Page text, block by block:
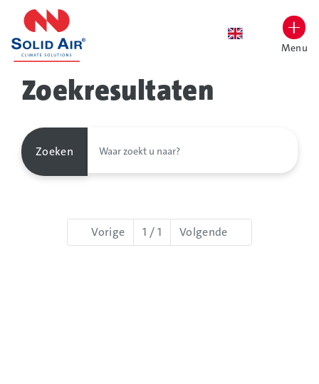
overslaan
Menu
Zoekresultaten
Zoeken
Vorige 1 / 1 Volgende